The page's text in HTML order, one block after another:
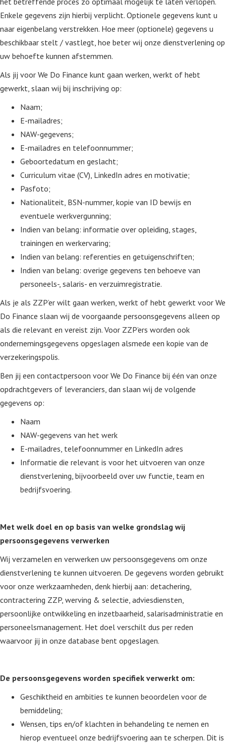
Enkele gegevens zijn hierbij verplicht. Optionele gegevens kunt u
naar eigenbelang verstrekken. Hoe meer (optionele) gegevens u
beschikbaar stelt / vastlegt, hoe beter wij onze dienstverlening op
uw behoefte kunnen afstemmen.
Als jij voor We Do Finance kunt gaan werken, werkt of hebt
gewerkt, slaan wij bij inschrijving op:
Naam;
E-mailadres;
NAW-gegevens;
E-mailadres en telefoonnummer;
Geboortedatum en geslacht;
Curriculum vitae (CV), LinkedIn adres en motivatie;
Pasfoto;
Nationaliteit, BSN-nummer, kopie van ID bewijs en
eventuele werkvergunning;
Indien van belang: informatie over opleiding, stages,
trainingen en werkervaring;
Indien van belang: referenties en getuigenschriften;
Indien van belang: overige gegevens ten behoeve van
personeels-, salaris- en verzuimregistratie.
Als je als ZZP’er wilt gaan werken, werkt of hebt gewerkt voor We
Do Finance slaan wij de voorgaande persoonsgegevens alleen op
als die relevant en vereist zijn. Voor ZZP’ers worden ook
ondernemingsgegevens opgeslagen alsmede een kopie van de
verzekeringspolis.
Ben jij een contactpersoon voor We Do Finance bij één van onze
opdrachtgevers of leveranciers, dan slaan wij de volgende
gegevens op:
Naam
NAW-gegevens van het werk
E-mailadres, telefoonnummer en LinkedIn adres
Informatie die relevant is voor het uitvoeren van onze
dienstverlening, bijvoorbeeld over uw functie, team en
bedrijfsvoering.
Met welk doel en op basis van welke grondslag wij
persoonsgegevens verwerken
Wij verzamelen en verwerken uw persoonsgegevens om onze
dienstverlening te kunnen uitvoeren. De gegevens worden gebruikt
voor onze werkzaamheden, denk hierbij aan: detachering,
contractering ZZP, werving & selectie, adviesdiensten,
persoonlijke ontwikkeling en inzetbaarheid, salarisadministratie en
personeelsmanagement. Het doel verschilt dus per reden
waarvoor jij in onze database bent opgeslagen.
De persoonsgegevens worden specifiek verwerkt om:
Geschiktheid en ambities te kunnen beoordelen voor de
bemiddeling;
Wensen, tips en/of klachten in behandeling te nemen en
hierop eventueel onze bedrijfsvoering aan te scherpen. Dit is